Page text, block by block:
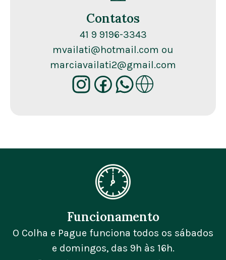
Contatos
41 9 9196-3343
mvailati@hotmail.com ou
marciavailati2@gmail.com
Funcionamento
O Colha e Pague funciona todos os sábados
e domingos, das 9h às 16h.